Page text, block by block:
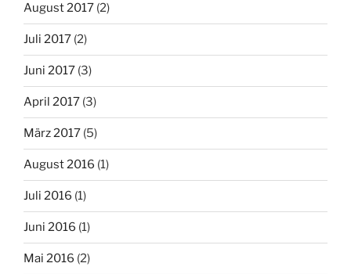
August 2017 (2)
Juli 2017 (2)
Juni 2017 (3)
April 2017 (3)
März 2017 (5)
August 2016 (1)
Juli 2016 (1)
Juni 2016 (1)
Mai 2016 (2)